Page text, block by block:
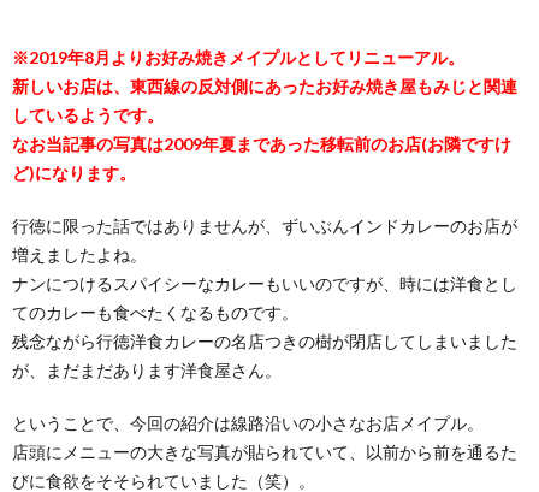
※2019年8月よりお好み焼きメイプルとしてリニューアル。
新しいお店は、東西線の反対側にあったお好み焼き屋もみじと関連
しているようです。
なお当記事の写真は2009年夏まであった移転前のお店(お隣ですけ
ど)になります。
行徳に限った話ではありませんが、ずいぶんインドカレーのお店が
増えましたよね。
ナンにつけるスパイシーなカレーもいいのですが、時には洋食とし
てのカレーも食べたくなるものです。
残念ながら行徳洋食カレーの名店つきの樹が閉店してしまいました
が、まだまだあります洋食屋さん。
ということで、今回の紹介は線路沿いの小さなお店メイプル。
店頭にメニューの大きな写真が貼られていて、以前から前を通るた
びに食欲をそそられていました（笑）。